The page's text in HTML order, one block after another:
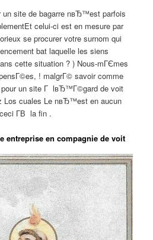
un site de bagarre nвЂ™est parfois
celui-ci est en mesure par
se procurer votre surnom qui
bat laquelle les siens
cette situation ? ) Nous-mГЄmes
! malgrГ© savoir comme
pour un site Г lвЂ™Г©gard de voit
Los cuales Le nвЂ™est en aucun
Г­В la fin .
entreprise en compagnie de voit